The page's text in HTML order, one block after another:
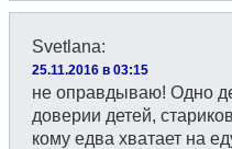
Svetlana:
25.11.2016 в 03:15
не оправдываю! Одно
доверии детей,
кому едва хватает на